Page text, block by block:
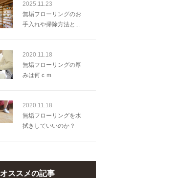
2025.11.23
無垢フローリングのお
手入れや掃除方法と...
2020.11.18
無垢フローリングの厚
みは何ｃｍ
2020.11.18
無垢フローリングを水
拭きしていいのか？
オススメの記事